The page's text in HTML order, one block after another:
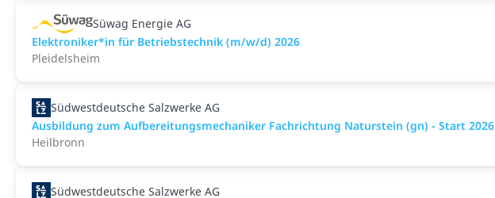
Süwag Energie AG
Elektroniker*in für Betriebstechnik (m/w/d) 2026
Pleidelsheim
Südwestdeutsche Salzwerke AG
Ausbildung zum Aufbereitungsmechaniker Fachrichtung Naturstein (gn) - Start 2026
Heilbronn
Südwestdeutsche Salzwerke AG